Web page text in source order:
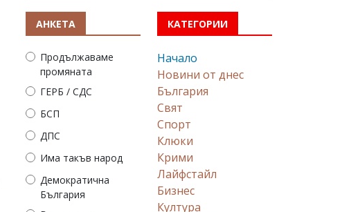
АНКЕТА
Продължаваме
промяната
ГЕРБ / СДС
БСП
ДПС
Има такъв народ
Демократична
България
КАТЕГОРИИ
Начало
Новини от днес
България
Свят
Спорт
Клюки
Крими
Лайфстайл
Бизнес
Култура